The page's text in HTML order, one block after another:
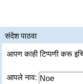
संदेश पाठवा
आपण काही टिप्पणी करू
आपले नाव: